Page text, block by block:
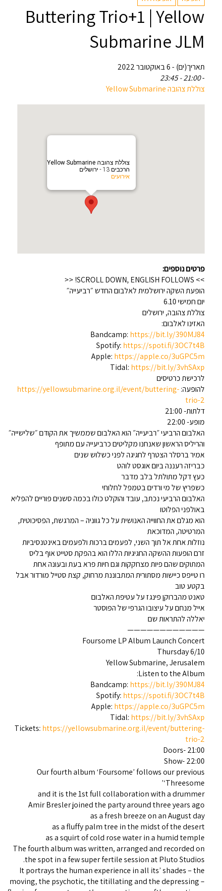
Buttering Trio+1 | Yellow
Submarine JLM
תאריך(ים) - 6 באוקטובר 2022
-
21:00 - 23:45
צוללת צהובה Yellow Submarine
צוללת צהובה Yellow Submarine
הרכבים 13 - ירושלים
אירועים
פרטים נוספים:
>> SCROLL DOWN, ENGLISH FOLLOWS! <<
הופעת השקה ירושלמית לאלבום החדש ״רביעייה״
יום חמישי 6.10
צוללת צהובה, ירושלים
האזינו לאלבום:
Bandcamp: https://bit.ly/390MJ84
Spotify: https://spoti.fi/3OC7t4B
Apple: https://apple.co/3uGPC5m
Tidal: https://bit.ly/3vhSAxp
לרכישת כרטיסים
להופעה:https://yellowsubmarine.org.il/event/buttering-
trio-2
דלתות- 21:00
מופע- 22:00
האלבום הרביעי ״רביעייה״ הוא האלבום שממשיך את הקודם ״שלישייה״
והריליס הראשון שאנחנו מקליטים כרביעייה עם מתופף
אמיר ברסלר הצטרף לחגיגה לפני כשלוש שנים
כבריזה רעננה ביום אוגסט לוהט
כעץ דקל מתולתל בלב מדבר
כשפריץ של מי ורדים בטמפל לחלוחי
האלבום הרביעי נכתב, עובד והוקלט כולו בכמה סשנים פוריים להפליא
באולפני הפלוטו
הוא מגלם את החווייה האנושית על כל גווניה – המרגשת, הפסיכוטית,
המרטיטה, המדוכאת
נוזלות אחת אל תוך השני, לפעמים ברכות ולפעמים באינטנסיביות
זרם הופעות ההשקה החגיגיות הללו הוא בהפקת סטייט אוף בליס
המתוקים שהם פיות מצחקקות וגם חיות פרא בעת ובעונה אחת
רו טייפס כיישות מסתורית המתבוננת מרחוק, קצת סטייל מורדור אבל
בקטע טוב
טאנט מהברוקן פינגז על עטיפת האלבום
אייל מנחם על עיצובו הגרפי של הפוסטר
יאללה להתראות שם
————————————
Foursome LP Album Launch Concert
Thursday 6/10
Yellow Submarine, Jerusalem
Listen to the Album:
Bandcamp: https://bit.ly/390MJ84
Spotify: https://spoti.fi/3OC7t4B
Apple: https://apple.co/3uGPC5m
Tidal: https://bit.ly/3vhSAxp
Tickets: https://yellowsubmarine.org.il/event/buttering-
trio-2
Doors- 21:00
Show- 22:00
Our fourth album ‘Foursome’ follows our previous
‘Threesome’
and it is the 1st full collaboration with a drummer
Amir Bresler joined the party around three years ago
as a fresh breeze on an August day
as a fluffy palm tree in the midst of the desert
as a squirt of cold rose water in a humid temple
The fourth album was written, arranged and recorded on
the spot in a few super fertile session at Pluto Studios.
It portrays the human experience in all its’ shades – the
moving, the psychotic, the titillating and the depressing –